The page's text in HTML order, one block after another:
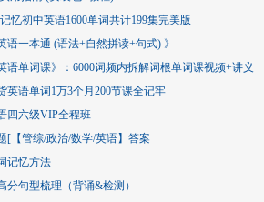
忆初中英语1600单词共计199集完美版
语一本通 (语法+自然拼读+句式) 》
语单词课》：6000词频内拆解词根单词课视频+讲义
英语单词1万3个月200节课全记牢
四六级VIP全程班
[【管综/政治/数学​​​​​​​/英语】答案
记忆方法
分句型梳理（背诵&检测）